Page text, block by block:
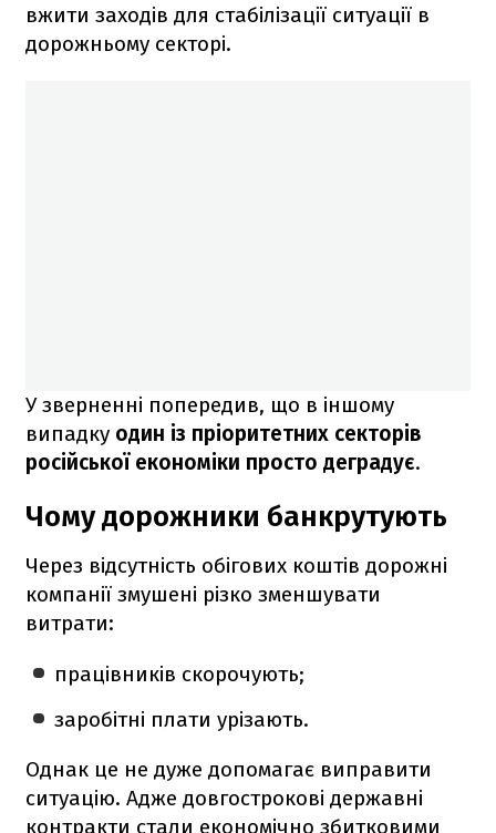
вжити заходів для стабілізації ситуації в
дорожньому секторі.
У зверненні попередив, що в іншому
випадку один із пріоритетних секторів
російської економіки просто деградує.
Чому дорожники банкрутують
Через відсутність обігових коштів дорожні
компанії змушені різко зменшувати
витрати:
працівників скорочують;
заробітні плати урізають.
Однак це не дуже допомагає виправити
ситуацію. Адже довгострокові державні
контракти стали економічно збитковими